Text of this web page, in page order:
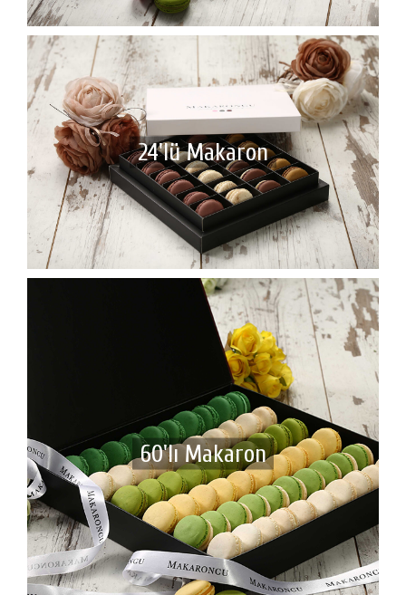
24'lü Makaron
60'lı Makaron